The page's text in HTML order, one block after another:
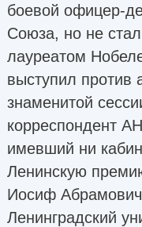
боевой офицер-
Союза, но не
лауреатом
выступил против
знаменитой
корреспондент
имевший ни
Ленинскую
Иосиф
Ленинградский